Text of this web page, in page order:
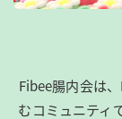
Fibee腸内会は
むコミュニティ